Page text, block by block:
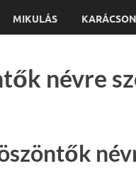
MIKULÁS
névre